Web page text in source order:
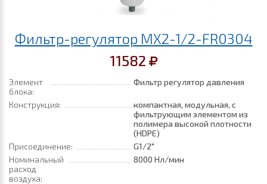
Фильтр-регулятор MX2-1/2-FR0304
11582
Элемент
блока:
Фильтр регулятор давления
Конструкция:
компактная, модульная, с
фильтрующим элементом из
полимера высокой плотности
(HDPE)
Присоединение:
G1/2"
Номинальный
расход
воздуха:
8000 Нл/мин